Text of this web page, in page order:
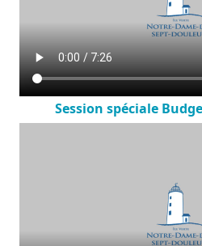
Session spéciale